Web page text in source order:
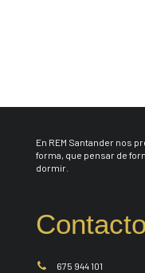
En REM Santander nos
forma, que pensar de
dormir.
Contacto
675 944 101